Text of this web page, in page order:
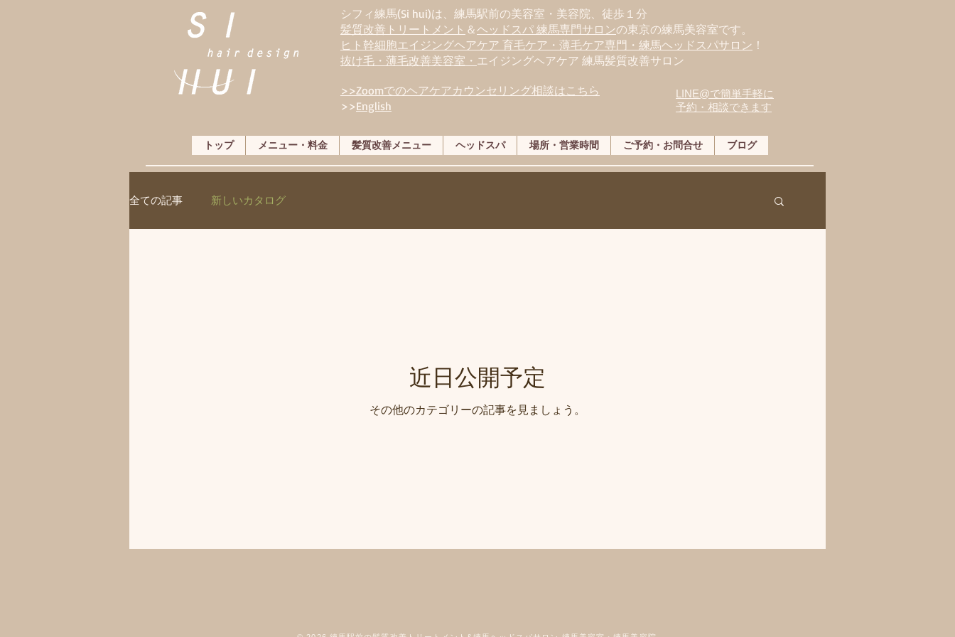
シフィ練馬(Si hui)は、 練馬駅前の美容室・美容院、徒歩１分
髪質改善トリートメント ＆ヘッドスパ 練馬専門サロンの東京の練馬美容室です。
ヒト幹細胞エイジングヘアケア 育毛ケア・薄毛ケア専門・練馬ヘッドスパサロン ！
抜け毛・薄毛改善美容室・ エイジングヘアケア 練馬髪質改善サロン
>>Zoomでのヘアケアカウンセリング相談はこちら
>>English
LINE@で簡単手軽に
予約・相談できます
トップ メニュー・料金 髪質改善メニュー ヘッドスパ 場所・営業時間 ご予約・お問合せ ブログ
全ての記事 新しいカタログ
近日公開予定
その他のカテゴリーの記事を見ましょう。